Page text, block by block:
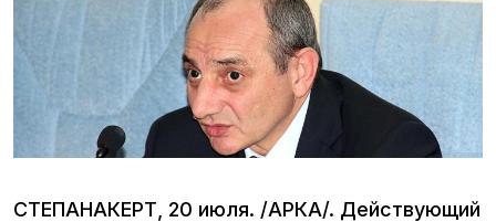
СТЕПАНАКЕРТ, 20 июля. /АРКА/. Действующий